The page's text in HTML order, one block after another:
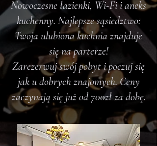
Nowoczesne łazienki, Wi-Fi i aneks
kuchenny. Najlepsze sąsiedztwo:
Twoja ulubiona kuchnia znajduje
się na parterze!
Zarezerwuj swój pobyt i poczuj się
jak u dobrych znajomych. Ceny
zaczynają się już od 700zł za dobę.